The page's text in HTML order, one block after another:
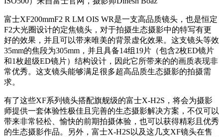
富士XF200mmF2 R LM OIS WR是一支高品质镜头，也是恒定
F2大光圈设计的定焦镜头，对于拍摄生态摄影中的特写有更
好的效果，并且可以带来唯美的背景虚化效果。这支镜头等效
35mm的焦段为305mm，并且具备14组19片（包含2枚ED镜片
和1枚超级ED镜片）结构设计，因此它所带来的的画质表现非
常优秀。这支镜头能够满足很多超高品质生态摄影的拍摄需
求。
有了这些XF系列镜头搭配旗舰级的富士X-H2S，将会为摄影
师提供一套体验性极佳且完善的生态摄影解决方案，不仅可以
带来非常轻松、愉快的前期拍摄体验，也可以获得精彩且优秀
的生态摄影作品。另外，富士X-H2S以及这几支XF镜头在售